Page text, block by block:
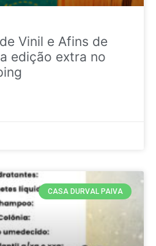
Vinil e Afins de
edição extra no
CASA DURVAL PAIVA